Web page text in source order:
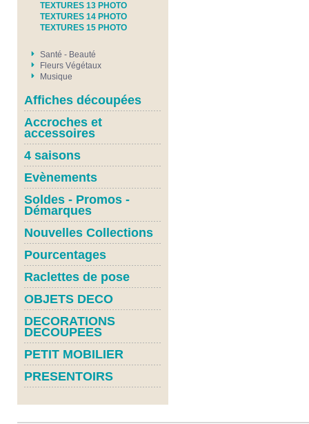
TEXTURES 13 PHOTO
TEXTURES 14 PHOTO
TEXTURES 15 PHOTO
Santé - Beauté
Fleurs Végétaux
Musique
Affiches découpées
Accroches et
accessoires
4 saisons
Evènements
Soldes - Promos -
Démarques
Nouvelles Collections
Pourcentages
Raclettes de pose
OBJETS DECO
DECORATIONS
DECOUPEES
PETIT MOBILIER
PRESENTOIRS